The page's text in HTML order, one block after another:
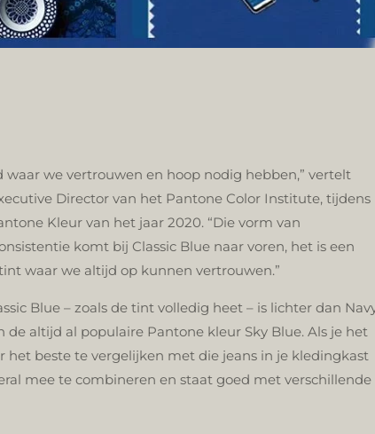
waar we vertrouwen en hoop nodig hebben,” vertelt
Director van het Pantone Color Institute, tijdens
Kleur van het jaar 2020. “Die vorm van
komt bij Classic Blue naar voren, het is een
waar we altijd op kunnen vertrouwen.”
Blue – zoals de tint volledig heet – is lichter dan
de altijd al populaire Pantone kleur Sky Blue. Als je het
het beste te vergelijken met die jeans in je kledingkast
mee te combineren en staat goed met verschillende